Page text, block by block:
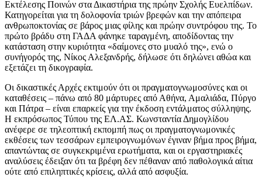
Εκτέλεσης Ποινών στα Δικαστήρια της πρώην Σχολής Ευελπίδων.
Κατηγορείται για τη δολοφονία τριών βρεφών και την απόπειρα
ανθρωποκτονίας σε βάρος μιας φίλης και πρώην συντρόφου της. Το
πρώτο βράδυ στη ΓΑΔΑ φάνηκε ταραγμένη, αποδίδοντας την
κατάσταση στην κυριότητα «δαίμονες στο μυαλό της», ενώ ο
συνήγορός της, Νίκος Αλεξανδρής, δήλωσε ότι δηλώνει αθώα και
εξετάζει τη δικογραφία.
Οι δικαστικές Αρχές εκτιμούν ότι οι πραγματογνωμοσύνες και οι
καταθέσεις – πάνω από 80 μάρτυρες από Αθήνα, Αμαλιάδα, Πύργο
και Πάτρα – είναι επαρκείς για την έκδοση εντάλματος σύλληψης.
Η εκπρόσωπος Τύπου της ΕΛ.ΑΣ. Κωνσταντία Δημογλίδου
ανέφερε σε τηλεοπτική εκπομπή πως οι πραγματογνωμονικές
εκθέσεις των τεσσάρων εμπειρογνωμόνων έγιναν βήμα προς βήμα,
απαντώντας σε συγκεκριμένα ερωτήματα, και οι εργαστηριακές
αναλύσεις έδειξαν ότι τα βρέφη δεν πέθαναν από παθολογικά αίτια
ούτε από επιληπτικές κρίσεις, αλλά από ασφυξία.